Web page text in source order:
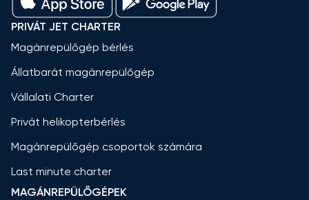
PRIVÁT JET CHARTER
Magánrepülőgép bérlés
Állatbarát magánrepülőgép
Vállalati Charter
Privát helikopterbérlés
Magánrepülőgép csoportok számára
Last minute charter
MAGÁNREPÜLŐGÉPEK